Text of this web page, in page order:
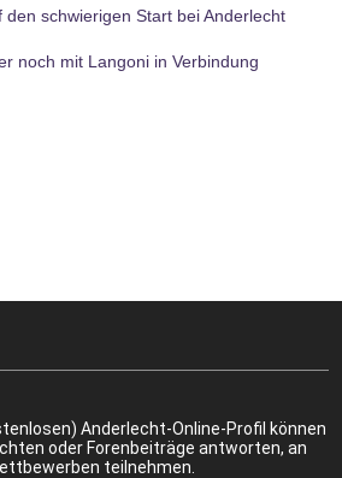
den schwierigen Start bei Anderlecht
noch mit Langoni in Verbindung
Anderlecht-Online-Profil können
oder Forenbeiträge antworten, an
teilnehmen.